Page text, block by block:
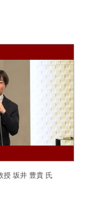
授 坂井 豊貴 氏